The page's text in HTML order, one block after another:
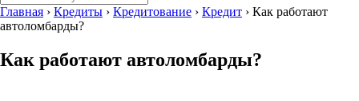
Главная › Кредиты › Кредитование › Кредит › Как работают
автоломбарды?
Как работают автоломбарды?